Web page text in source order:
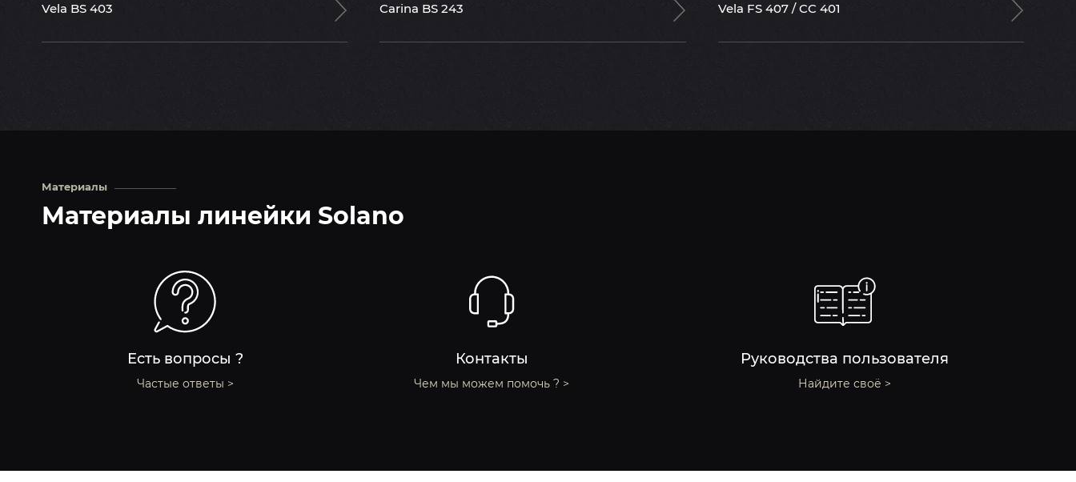
Vela BS 403 Carina BS 243 Vela FS 407 / CC 401
Материалы
Материалы линейки Solano
Есть вопросы ?
Частые ответы >
Контакты
Чем мы можем помочь ? >
Руководства пользователя
Найдите своё >